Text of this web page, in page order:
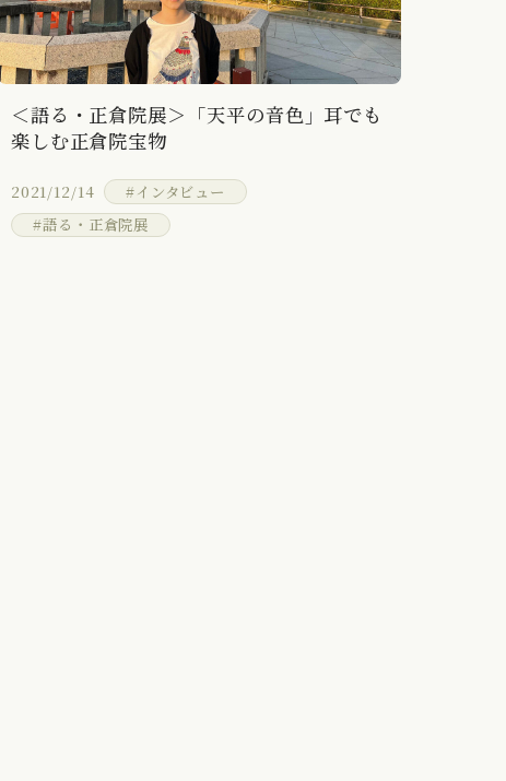
＜語る・正倉院展＞「天平の音色」耳でも
楽しむ正倉院宝物
2021/12/14
#インタビュー
#語る・正倉院展